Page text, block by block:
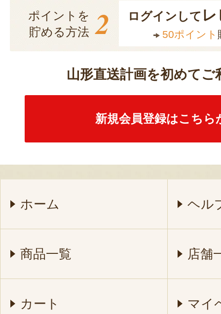
ポイントを
貯める方法 2 ログインして
50ポイント
山形直送計画を初めてご
新規会員登録はこちら
ホーム ヘル
商品一覧 店舗
カート マイ